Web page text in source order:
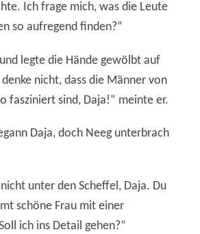
Ich frage mich, was die Leute
so aufregend finden?“
legte die Hände gewölbt auf
nicht, dass die Männer von
fasziniert sind, Daja!“ meinte er.
Daja, doch Neeg unterbrach
unter den Scheffel, Daja. Du
schöne Frau mit einer
ich ins Detail gehen?“